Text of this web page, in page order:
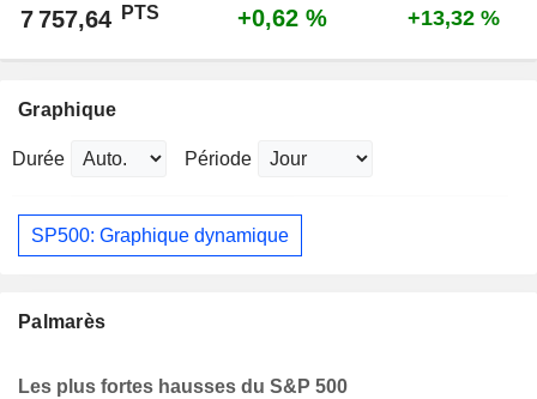
7 757,64 PTS +0,62 % +13,32 %
Graphique
Durée Période
SP500: Graphique dynamique
Palmarès
Les plus fortes hausses du S&P 500